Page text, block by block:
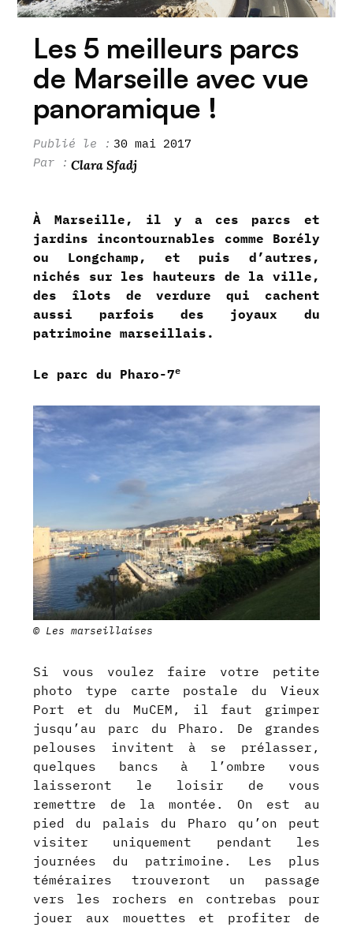
Les 5 meilleurs parcs
de Marseille avec vue
panoramique !
30 mai 2017
Clara Sfadj
À Marseille, il y a ces parcs et
jardins incontournables comme Borély
ou Longchamp, et puis d’autres,
nichés sur les hauteurs de la ville,
des îlots de verdure qui cachent
aussi parfois des joyaux du
patrimoine marseillais.
Le parc du Pharo-7e
© Les marseillaises
Si vous voulez faire votre petite
photo type carte postale du Vieux
Port et du MuCEM, il faut grimper
jusqu’au parc du Pharo. De grandes
pelouses invitent à se prélasser,
quelques bancs à l’ombre vous
laisseront le loisir de vous
remettre de la montée. On est au
pied du palais du Pharo qu’on peut
visiter uniquement pendant les
journées du patrimoine. Les plus
téméraires trouveront un passage
vers les rochers en contrebas pour
jouer aux mouettes et profiter de